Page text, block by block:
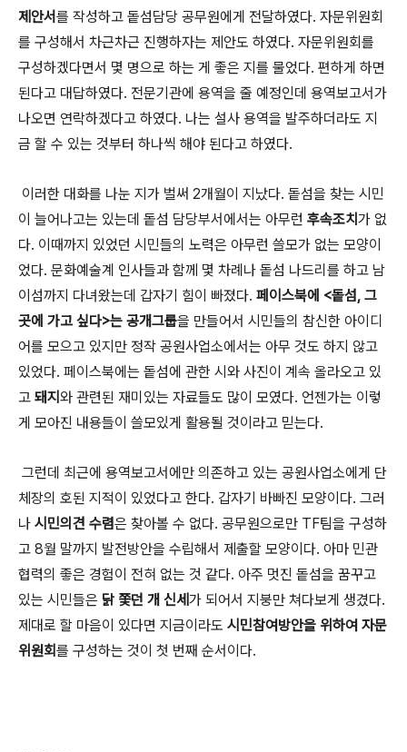
제안서를 작성하고 돝섬담당 공무원에게 전달하였다. 자문위원회
를 구성해서 차근차근 진행하자는 제안도 하였다. 자문위원회를
구성하겠다면서 몇 명으로 하는 게 좋은 지를 물었다. 편하게 하면
된다고 대답하였다. 전문기관에 용역을 줄 예정인데 용역보고서가
나오면 연락하겠다고 하였다. 나는 설사 용역을 발주하더라도 지
금 할 수 있는 것부터 하나씩 해야 된다고 하였다.
이러한 대화를 나눈 지가 벌써 2개월이 지났다. 돝섬을 찾는 시민
이 늘어나고는 있는데 돝섬 담당부서에서는 아무런 후속조치가 없
다. 이때까지 있었던 시민들의 노력은 아무런 쓸모가 없는 모양이
었다. 문화예술계 인사들과 함께 몇 차례나 돝섬 나드리를 하고 남
이섬까지 다녀왔는데 갑자기 힘이 빠졌다. 페이스북에 <돝섬, 그
곳에 가고 싶다>는 공개그룹을 만들어서 시민들의 참신한 아이디
어를 모으고 있지만 정작 공원사업소에서는 아무 것도 하지 않고
있었다. 페이스북에는 돝섬에 관한 시와 사진이 계속 올라오고 있
고 돼지 와 관련된 재미있는 자료들도 많이 모였다. 언젠가는 이렇
게 모아진 내용들이 쓸모있게 활용될 것이라고 믿는다.
그런데 최근에 용역보고서에만 의존하고 있는 공원사업소에게 단
체장의 호된 지적이 있었다고 한다. 갑자기 바빠진 모양이다. 그러
나 시민의견 수렴은 찾아볼 수 없다. 공무원으로만 TF팀을 구성하
고 8월 말까지 발전방안을 수립해서 제출할 모양이다. 아마 민관
협력의 좋은 경험이 전혀 없는 것 같다. 아주 멋진 돝섬을 꿈꾸고
있는 시민들은 닭 쫓던 개 신세 가 되어서 지붕만 쳐다보게 생겼다.
제대로 할 마음이 있다면 지금이라도 시민참여방안을 위하여 자문
위원회를 구성하는 것이 첫 번째 순서이다.